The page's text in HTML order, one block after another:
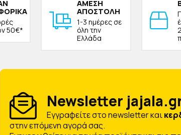
50€*
ΑΜΕΣΗ
ΑΠΟΣΤΟΛΗ
1-3 ημέρες σε
όλη την
Ελλάδα
Newsletter
Eγγραφείτε στο newsletter και
στην επόμενη αγορά σας.